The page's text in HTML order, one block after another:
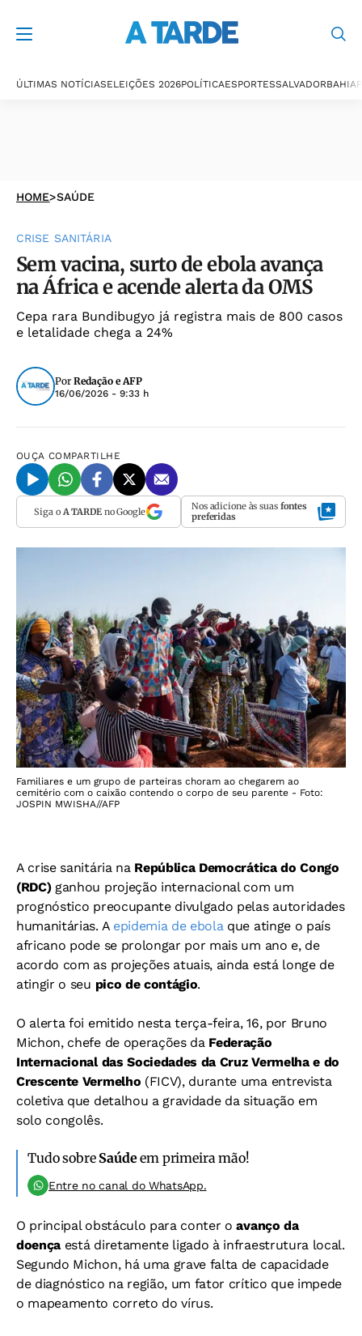
ÚLTIMAS NOTÍCIASELEIÇÕES 2026POLÍTICAESPORTESSALVADORBAHIA
HOME>SAÚDE
CRISE SANITÁRIA
Sem vacina, surto de ebola avança
na África e acende alerta da OMS
Cepa rara Bundibugyo já registra mais de 800 casos
e letalidade chega a 24%
Por Redação e AFP
16/06/2026 - 9:33 h
OUÇA COMPARTILHE
Siga o A TARDEno Google Nos adicione às suas fontes
preferidas
Familiares e um grupo de parteiras choram ao chegarem ao
cemitério com o caixão contendo o corpo de seu parente - Foto:
JOSPIN MWISHA//AFP
A crise sanitária na República Democrática do Congo
(RDC)ganhou projeção internacional com um
prognóstico preocupante divulgado pelas autoridades
humanitárias. A epidemia de ebolaque atinge o país
africano pode se prolongar por mais um ano e, de
acordo com as projeções atuais, ainda está longe de
atingir o seu pico de contágio.
O alerta foi emitido nesta terça-feira, 16, por Bruno
Michon, chefe de operações da Federação
Internacional das Sociedades da Cruz Vermelha e do
Crescente Vermelho (FICV), durante uma entrevista
coletiva que detalhou a gravidade da situação em
solo congolês.
Tudo sobre Saúdeem primeira mão!
Entre no canal do WhatsApp.
O principal obstáculo para conter oavanço da
doença está diretamente ligado à infraestrutura local.
Segundo Michon, há uma grave falta de capacidade
de diagnóstico na região, um fator crítico que impede
o mapeamento correto do vírus.